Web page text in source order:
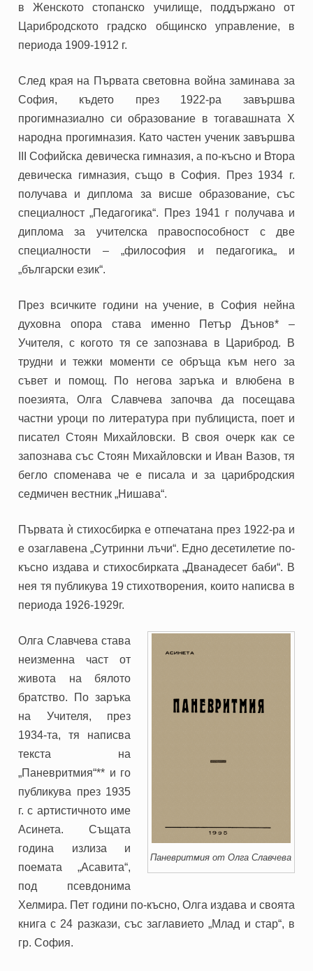
в Женското стопанско училище, поддържано от
Царибродското градско общинско управление, в
периода 1909-1912 г.
След края на Първата световна война заминава за
София, където през 1922-ра завършва
прогимназиално си образование в тогавашната Х
народна прогимназия. Като частен ученик завършва
IIIСофийска девическа гимназия, а по-късно и Втора
девическа гимназия, също в София. През 1934 г.
получава и диплома за висше образование, със
специалност „Педагогика“. През 1941 г получава и
диплома за учителска правоспособност с две
специалности – „философия и педагогика„ и
„български език“.
През всичките години на учение, в София нейна
духовна опора става именноПетър Дънов* –
Учителя, с когото тя се запознава в Цариброд. В
трудни и тежки моменти се обръща към него за
съвет и помощ. По негова заръка и влюбена в
поезията, Олга Славчева започва да посещава
частни уроци по литература при публициста, поет и
писател Стоян Михайловски. В своя очерк как се
запознава със Стоян Михайловски и Иван Вазов, тя
бегло споменава че е писала и за царибродския
седмичен вестник „Нишава“.
Първата ѝ стихосбирка е отпечатана през 1922-ра и
е озаглавена „Сутринни лъчи“. Едно десетилетие по-
късно издава и стихосбирката „Дванадесет баби“. В
нея тя публикува 19 стихотворения, които написва в
периода 1926-1929г.
Паневритмия от Олга Славчева
Олга Славчева става
неизменна част от
живота на бялото
братство. По заръка
на Учителя, през
1934-та, тя написва
текста на
„Паневритмия“** и го
публикува през 1935
г. с артистичното име
Асинета. Същата
година излиза и
поемата „Асавита“,
под псевдонима
Хелмира. Пет години по-късно, Олга издава и своята
книга с 24 разкази, със заглавието „Млад и стар“, в
гр. София.